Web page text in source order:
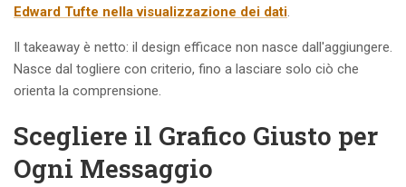
Edward Tufte nella visualizzazione dei dati.
Il takeaway è netto: il design efficace non nasce dall'aggiungere.
Nasce dal togliere con criterio, fino a lasciare solo ciò che
orienta la comprensione.
Scegliere il Grafico Giusto per
Ogni Messaggio